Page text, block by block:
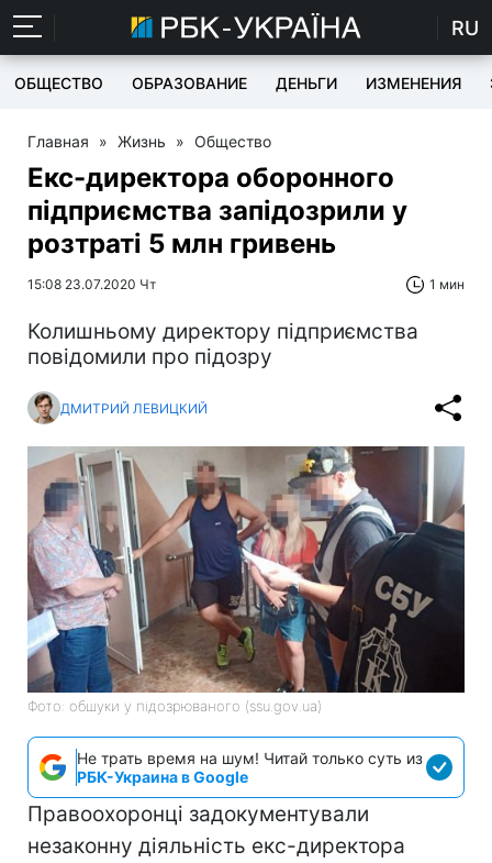
RU
ОБЩЕСТВО ОБРАЗОВАНИЕ ДЕНЬГИ ИЗМЕНЕНИЯ
Главная » Жизнь » Общество
Екс-директора оборонного
підприємства запідозрили у
розтраті 5 млн гривень
15:08 23.07.2020 Чт 1 мин
Колишньому директору підприємства
повідомили про підозру
ДМИТРИЙ ЛЕВИЦКИЙ
Фото: обшуки у підозрюваного (ssu.gov.ua)
Не трать время на шум! Читай только суть из
РБК-Украина в Google
Правоохоронці задокументували
незаконну діяльність екс-директора